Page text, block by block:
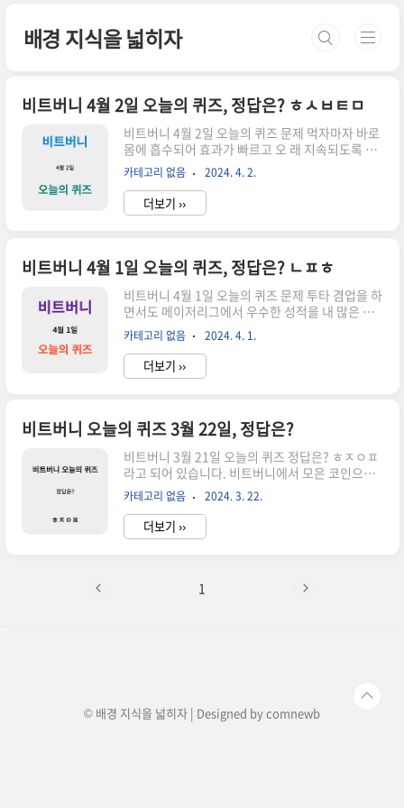
배경 지식을 넓히자
비트버니 4월 2일 오늘의 퀴즈, 정답은? ㅎㅅㅂㅌㅁ
비트버니 4월 2일 오늘의 퀴즈 문제 먹자마자 바로
몸에 흡수되어 효과가 빠르고 오 래 지속되도록 만
든 비타민을 00000(이)라고 해요. 힌트 ㅎㅅㅂㅌ
정답 활성비타민 정답을 맞추면 포인트를 줍니다.
활성 비타민 활성 비타민이란 체내에서 바로 활용
될 수 있는 형태의 비타민을 말합니다. 일반 비타민
가지고 있습니다. 활성 비타민의 종류와 특징은 다
음과 같습니다. 1. 비타민 A: 레티놀(Retinol)의 형
태로 존재하며, 시력 유지, 피부 건강, 면역력 강화
에 필수적입니다. 2. 비타민 D: 칼시트리올
(Calcitriol)의 형태로 존재하며, 칼슘과 인의 흡수
를 돕고, 뼈 건강 유지에 중요한 역할을 합니다..
카테고리 없음 2024. 4. 2.
더보기 ››
비트버니 4월 1일 오늘의 퀴즈, 정답은? ㄴㅍㅎ
비트버니 4월 1일 오늘의 퀴즈 문제 투타 겸업을 하
면서도 메이저리그에서 우수한 성적을 내 많은 인
기를 끌고 있는 일본의 야구선 수 오타니 쇼헤이는
최근 LA다저스로 이적하면 서 화제가 되었어요. 그
렇다면 오타니 선수의 일 본프로야구(NPB) 시절
소속팀은 어디일까요? (000 파이터스) 힌트 ㄴㅍ
프로 야구 퍼시픽 리그 소속 구단입니다. 1946년에
창단되어 현재 홋카이도 삿포로시를 연고지로 하고
있습니다. 팀 이름은 "투사"라는 뜻이며, 1974년
닛폰햄이 구단을 인수하면서 팬 공모를 통해 새롭
게 개칭되었습니다. 팀 컬러는 파란색과 빨간색이
며 마스코트는 '파이터즈 군마'입니다. 닛폰햄 파이
터스는 일본 시리즈..
카테고리 없음 2024. 4. 1.
더보기 ››
비트버니 오늘의 퀴즈 3월 22일, 정답은?
비트버니 3월 21일 오늘의 퀴즈 정답은? ㅎㅈㅇㅍ
라고 되어 있습니다. 비트버니에서 모은 코인으로
교환할 수 있는 신규 암호화폐로 '월드코인'과 '시
바이누' 2종이 새롭게 추가되었어요. 월드코인과
시바이누는 최근 핫한 암호화폐 종목들로, 0000으
로 약 4주 동안만 교환할 수 있어요. 모두들 얼른 교
카테고리 없음 2024. 3. 22.
더보기 ››
1
© 배경 지식을 넓히자 | Designed bycomnewb